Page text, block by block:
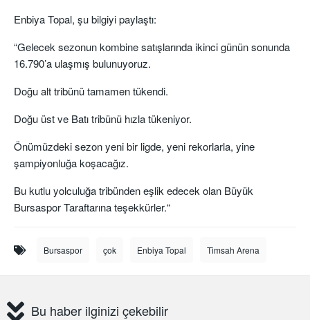
Enbiya Topal, şu bilgiyi paylaştı:
“Gelecek sezonun kombine satışlarında ikinci günün sonunda
16.790’a ulaşmış bulunuyoruz.
Doğu alt tribünü tamamen tükendi.
Doğu üst ve Batı tribünü hızla tükeniyor.
Önümüzdeki sezon yeni bir ligde, yeni rekorlarla, yine
şampiyonluğa koşacağız.
Bu kutlu yolculuğa tribünden eşlik edecek olan Büyük
Bursaspor Taraftarına teşekkürler.“
Bursaspor çok Enbiya Topal Timsah Arena
Bu haber ilginizi çekebilir